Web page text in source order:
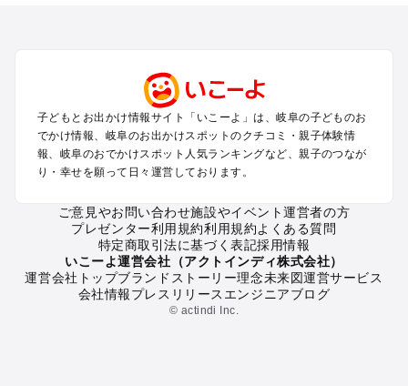
高山・下呂・飛騨・奥飛騨周辺のプールお出かけ
郡上・美濃・関のプールお出かけ
木曽路・木曽周辺のプールお出かけ
白川郷のプールお出かけ
岐阜の遊園地
岐阜の動物園
岐阜のバーベキュー
岐阜の釣り
岐阜の牧場
子どもとお出かけ情報サイト「いこーよ」は、岐阜の子どものお
でかけ情報、岐阜のお出かけスポットのクチコミ・親子体験情
報、岐阜のおでかけスポット人気ランキングなど、親子のつなが
り・幸せを願って日々運営しております。
ご意見やお問い合わせ施設やイベント運営者の方
プレゼンター利用規約利用規約よくある質問
特定商取引法に基づく表記採用情報
いこーよ運営会社（アクトインディ株式会社）
運営会社トップブランドストーリー理念未来図運営サービス
会社情報プレスリリース エンジニアブログ
© actindi Inc.